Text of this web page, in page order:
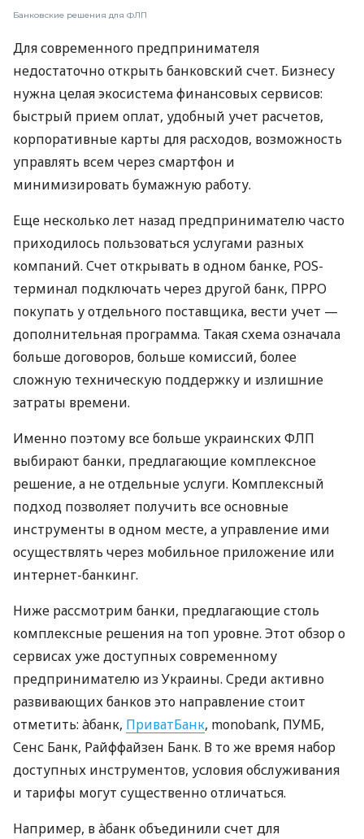
Банковские решения для ФЛП
Для современного предпринимателя
недостаточно открыть банковский счет. Бизнесу
нужна целая экосистема финансовых сервисов:
быстрый прием оплат, удобный учет расчетов,
корпоративные карты для расходов, возможность
управлять всем через смартфон и
минимизировать бумажную работу.
Еще несколько лет назад предпринимателю часто
приходилось пользоваться услугами разных
компаний. Счет открывать в одном банке, POS-
терминал подключать через другой банк, ПРРО
покупать у отдельного поставщика, вести учет —
дополнительная программа. Такая схема означала
больше договоров, больше комиссий, более
сложную техническую поддержку и излишние
затраты времени.
Именно поэтому все больше украинских ФЛП
выбирают банки, предлагающие комплексное
решение, а не отдельные услуги. Комплексный
подход позволяет получить все основные
инструменты в одном месте, а управление ими
осуществлять через мобильное приложение или
интернет-банкинг.
Ниже рассмотрим банки, предлагающие столь
комплексные решения на топ уровне. Этот обзор о
сервисах уже доступных современному
предпринимателю из Украины. Среди активно
развивающих банков это направление стоит
отметить: àбанк, ПриватБанк, monobank, ПУМБ,
Сенс Банк, Райффайзен Банк. В то же время набор
доступных инструментов, условия обслуживания
и тарифы могут существенно отличаться.
Например, в àбанк объединили счет для